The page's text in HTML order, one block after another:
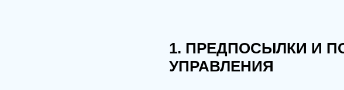
1. ПРЕДПОСЫЛКИ И
УПРАВЛЕНИЯ